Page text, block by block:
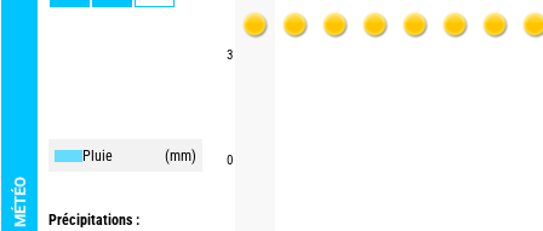
MÉTÉO
Pluie (mm)
Précipitations :
3
0